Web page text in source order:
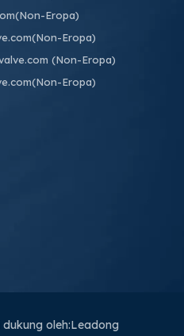
(Non-Eropa)
(Non-Eropa)
(Non-Eropa)
(Non-Eropa)
dukung oleh:Leadong